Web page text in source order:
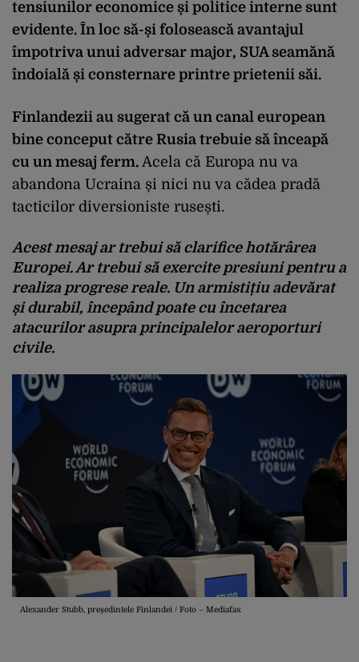
tensiunilor economice și politice interne sunt
evidente. În loc să-și folosească avantajul
împotriva unui adversar major, SUA seamănă
îndoială și consternare printre prietenii săi.
Finlandezii au sugerat că un canal european
bine conceput către Rusia trebuie să înceapă
cu un mesaj ferm. Acela că Europa nu va
abandona Ucraina și nici nu va cădea pradă
tacticilor diversioniste rusești.
Acest mesaj ar trebui să clarifice hotărârea
Europei. Ar trebui să exercite presiuni pentru a
realiza progrese reale. Un armistițiu adevărat
și durabil, începând poate cu încetarea
atacurilor asupra principalelor aeroporturi
civile.
Alexander Stubb, președintele Finlandei / Foto – Mediafax